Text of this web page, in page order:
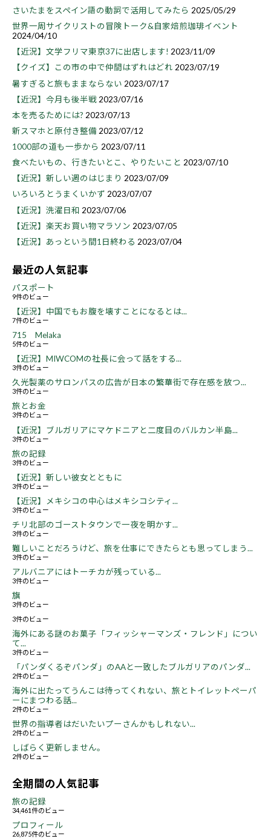
さいたまをスペイン語の動詞で活用してみたら 2025/05/29
世界一周サイクリストの冒険トーク&自家焙煎珈琲イベント
2024/04/10
【近況】文学フリマ東京37に出店します! 2023/11/09
【クイズ】この市の中で仲間はずれはどれ 2023/07/19
暑すぎると旅もままならない 2023/07/17
【近況】今月も後半戦 2023/07/16
本を売るためには? 2023/07/13
新スマホと原付き整備 2023/07/12
1000部の道も一歩から 2023/07/11
食べたいもの、行きたいとこ、やりたいこと 2023/07/10
【近況】新しい週のはじまり 2023/07/09
いろいろとうまくいかず 2023/07/07
【近況】洗濯日和 2023/07/06
【近況】楽天お買い物マラソン 2023/07/05
【近況】あっという間1日終わる 2023/07/04
最近の人気記事
パスポート
9件のビュー
【近況】中国でもお腹を壊すことになるとは...
7件のビュー
715 Melaka
5件のビュー
【近況】MIWCOMの社長に会って話をする...
3件のビュー
久光製薬のサロンパスの広告が日本の繁華街で存在感を放つ...
3件のビュー
旅とお金
3件のビュー
【近況】ブルガリアにマケドニアと二度目のバルカン半島...
3件のビュー
旅の記録
3件のビュー
【近況】新しい彼女とともに
3件のビュー
【近況】メキシコの中心はメキシコシティ...
3件のビュー
チリ北部のゴーストタウンで一夜を明かす...
3件のビュー
難しいことだろうけど、旅を仕事にできたらとも思ってしまう...
3件のビュー
アルバニアにはトーチカが残っている...
3件のビュー
旗
3件のビュー
3件のビュー
海外にある謎のお菓子「フィッシャーマンズ・フレンド」につい
て...
3件のビュー
「パンダくるぞパンダ」のAAと一致したブルガリアのパンダ...
2件のビュー
海外に出たってうんこは待ってくれない、旅とトイレットペーパ
ーにまつわる話...
2件のビュー
世界の指導者はだいたいプーさんかもしれない...
2件のビュー
しばらく更新しません。
2件のビュー
全期間の人気記事
旅の記録
34,461件のビュー
プロフィール
26,875件のビュー